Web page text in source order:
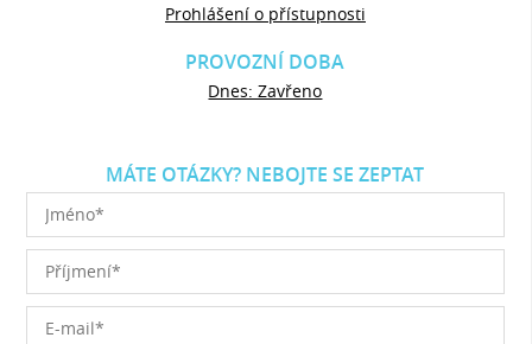
Prohlášení o přístupnosti
PROVOZNÍ DOBA
Dnes: Zavřeno
MÁTE OTÁZKY? NEBOJTE SE ZEPTAT